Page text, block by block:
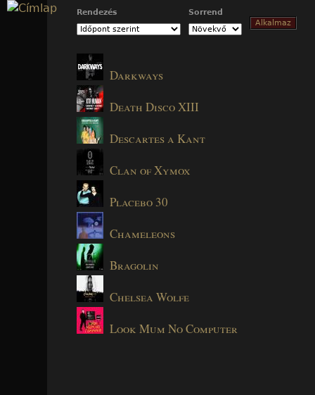
Jump to navigation
Rendezés Sorrend
Darkways
Death Disco XIII
Descartes a Kant
Clan of Xymox
Placebo 30
Chameleons
Bragolin
Chelsea Wolfe
Look Mum No Computer